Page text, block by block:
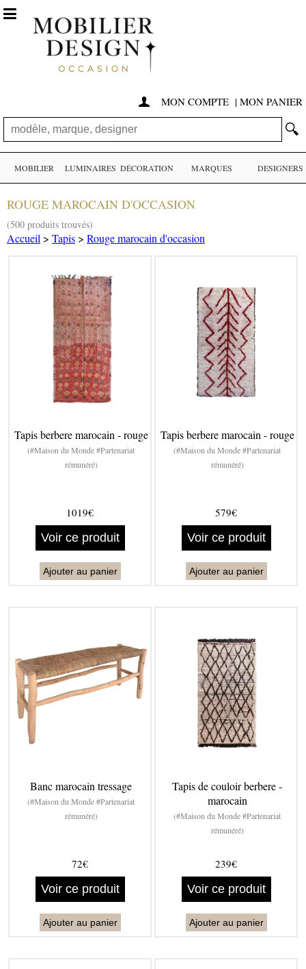
 MON COMPTE | MON PANIER
🔍

MOBILIER LUMINAIRES DÉCORATION MARQUES DESIGNERS
ROUGE MAROCAIN D'OCCASION
(500 produits trouvés)
Accueil > Tapis > Rouge marocain d'occasion
Tapis berbere marocain - rouge
(#Maison du Monde #Partenariat
rémunéré)
1019€
Voir ce produit
Ajouter au panier
Tapis berbere marocain - rouge
(#Maison du Monde #Partenariat
rémunéré)
579€
Voir ce produit
Ajouter au panier
Banc marocain tressage
(#Maison du Monde #Partenariat
rémunéré)
72€
Voir ce produit
Ajouter au panier
Tapis de couloir berbere -
marocain
(#Maison du Monde #Partenariat
rémunéré)
239€
Voir ce produit
Ajouter au panier